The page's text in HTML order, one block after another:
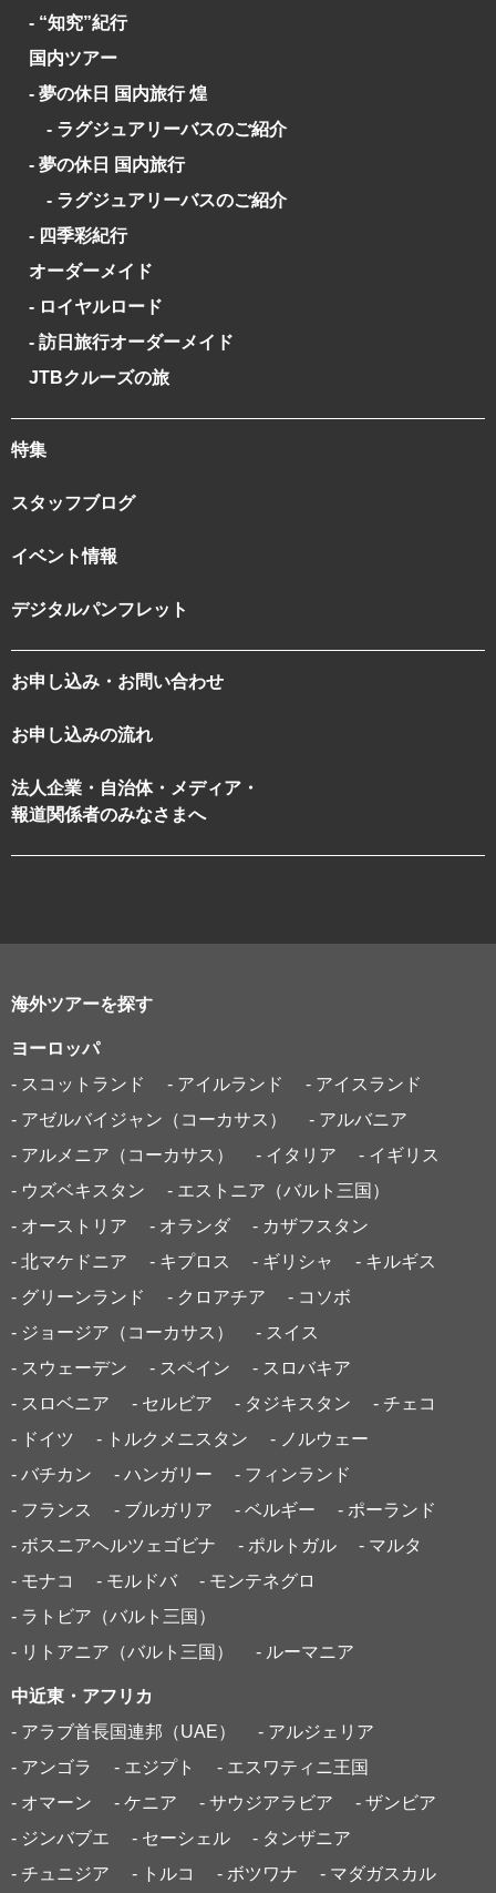
- “知究”紀行
国内ツアー
- 夢の休日 国内旅行 煌
- ラグジュアリーバスのご紹介
- 夢の休日 国内旅行
- ラグジュアリーバスのご紹介
- 四季彩紀行
オーダーメイド
- ロイヤルロード
- 訪日旅行オーダーメイド
JTBクルーズの旅
特集
スタッフブログ
イベント情報
デジタルパンフレット
お申し込み・お問い合わせ
お申し込みの流れ
法人企業・自治体・メディア・
報道関係者のみなさまへ
海外ツアーを探す
ヨーロッパ
- スコットランド
- アイルランド
- アイスランド
- アゼルバイジャン（コーカサス）
- アルバニア
- アルメニア（コーカサス）
- イタリア
- イギリス
- ウズベキスタン
- エストニア（バルト三国）
- オーストリア
- オランダ
- カザフスタン
- 北マケドニア
- キプロス - ギリシャ
- キルギス
- グリーンランド
- クロアチア
- コソボ
- ジョージア（コーカサス）
- スイス
- スウェーデン
- スペイン
- スロバキア
- スロベニア
- セルビア - タジキスタン
- チェコ
- ドイツ
- トルクメニスタン
- ノルウェー
- バチカン
- ハンガリー
- フィンランド
- フランス
- ブルガリア - ベルギー
- ポーランド
- ボスニアヘルツェゴビナ
- ポルトガル
- マルタ
- モナコ
- モルドバ
- モンテネグロ
- ラトビア（バルト三国）
- リトアニア（バルト三国）
- ルーマニア
中近東・アフリカ
- アラブ首長国連邦（UAE）
- アルジェリア
- アンゴラ
- エジプト
- エスワティニ王国
- オマーン
- ケニア - サウジアラビア
- ザンビア
- ジンバブエ
- セーシェル
- タンザニア
- チュニジア
- トルコ - ボツワナ
- マダガスカル